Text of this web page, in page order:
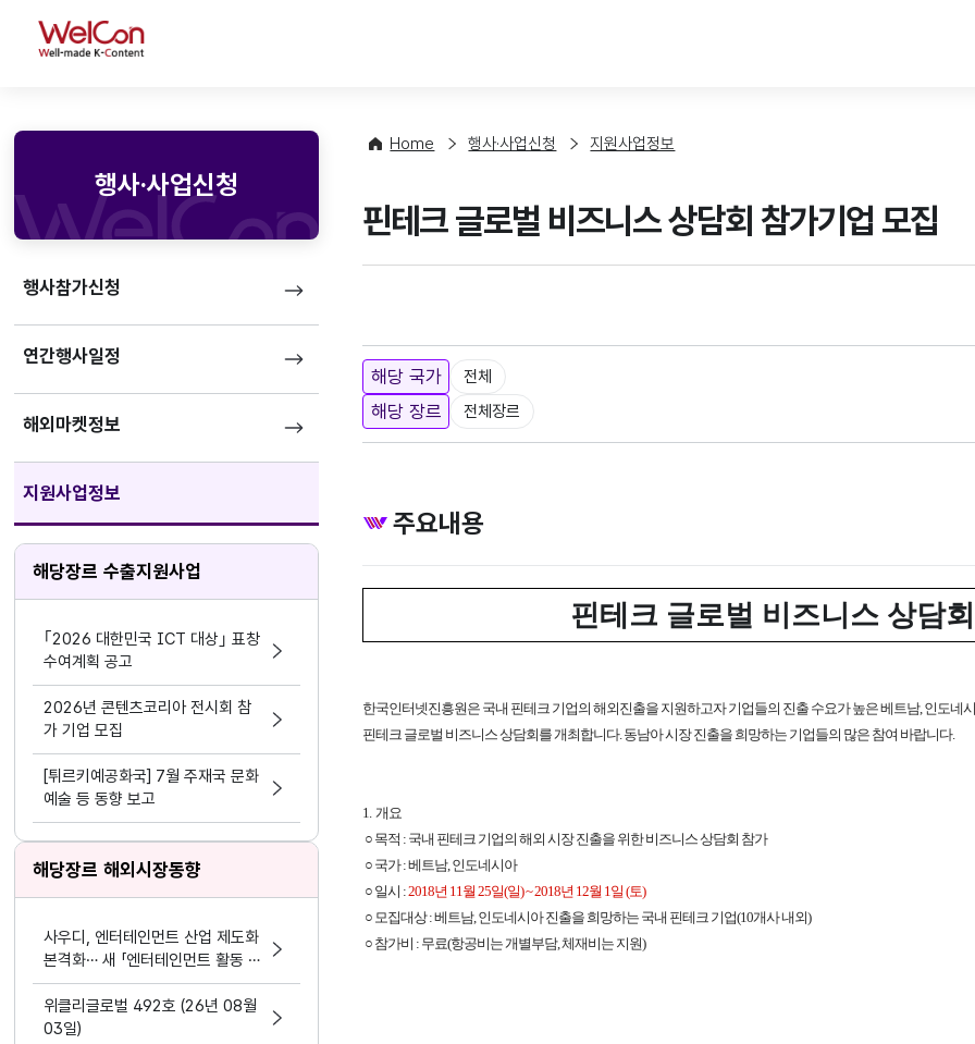
WelCon
행사·사업신청
행사참가신청
연간행사일정
해외마켓정보
지원사업정보
해당장르 수출지원사업
｢2026 대한민국 ICT 대상｣ 표창
수여계획 공고
2026년 콘텐츠코리아 전시회 참
가 기업 모집
[튀르키예공화국] 7월 주재국 문화
예술 등 동향 보고
해당장르 해외시장동향
사우디, 엔터테인먼트 산업 제도화
본격화… 새 「엔터테인먼트 활동 및
지원 활동법」 제정
위클리글로벌 492호 (26년 08월
03일)
Home 행사·사업신청 지원사업정보
핀테크 글로벌 비즈니스 상담회 참가기업 모집
해당 국가 전체
해당 장르 전체장르
주요내용
핀테크 글로벌 비즈니스 상담
한국인터넷진흥원은 국내 핀테크 기업의 해외진출을 지원하고자 기업들의 진출 수요가 높은 베트남, 인도네
핀테크 글로벌 비즈니스 상담회를 개최합니다. 동남아 시장 진출을 희망하는 기업들의 많은 참여 바랍니다.
1. 개요
○ 목적 : 국내 핀테크 기업의 해외 시장 진출을 위한 비즈니스 상담회 참가
○ 국가 : 베트남, 인도네시아
○ 일시 :2018년 11월 25일(일) ~ 2018년 12월 1일 (토)
○ 모집대상 : 베트남, 인도네시아 진출을 희망하는 국내 핀테크 기업(10개사 내외)
○ 참가비 : 무료(항공비는 개별부담, 체재비는 지원)